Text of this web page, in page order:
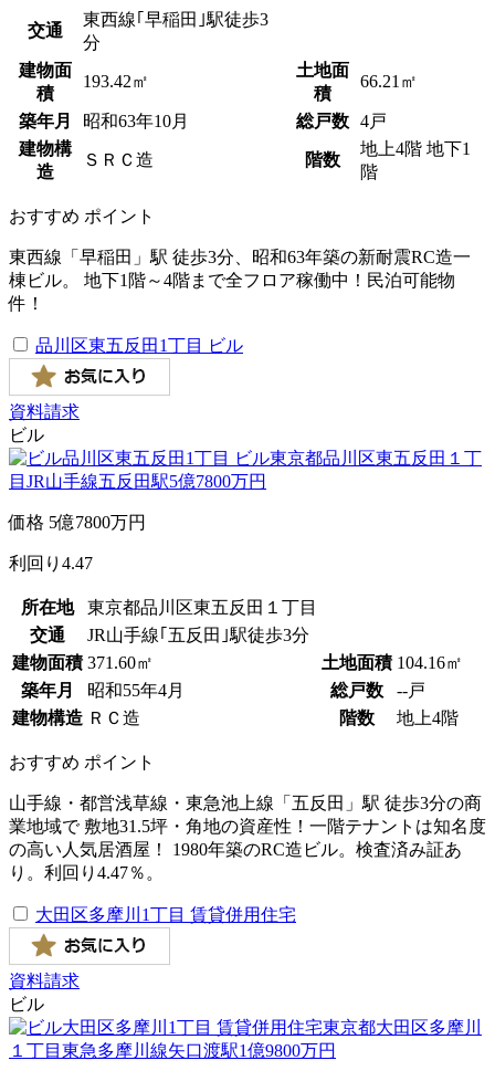
交通
東西線｢早稲田｣駅徒歩3
分
建物面
積
193.42㎡
土地面
積
66.21㎡
築年月 昭和63年10月 総戸数
4戸
建物構
造
ＳＲＣ造 階数
地上4階 地下1
階
おすすめ ポイント
東西線「早稲田」駅 徒歩3分、昭和63年築の新耐震RC造一
棟ビル。 地下1階～4階まで全フロア稼働中！民泊可能物
件！
品川区東五反田1丁目 ビル
資料請求
ビル
価格 5億7800万円
利回り 4.47
所在地
東京都品川区東五反田１丁目
交通
JR山手線｢五反田｣駅徒歩3分
建物面積 371.60㎡ 土地面積 104.16㎡
築年月
昭和55年4月 総戸数
--戸
建物構造 ＲＣ造 階数 地上4階
おすすめ ポイント
山手線・都営浅草線・東急池上線「五反田」駅 徒歩3分の商
業地域で 敷地31.5坪・角地の資産性！一階テナントは知名度
の高い人気居酒屋！ 1980年築のRC造ビル。検査済み証あ
り。利回り4.47％。
大田区多摩川1丁目 賃貸併用住宅
資料請求
ビル